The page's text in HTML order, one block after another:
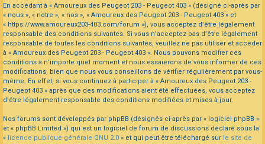
En accédant à « Amoureux des Peugeot 203 - Peugeot 403 » (désigné ci-après par
« nous », « notre », « nos », « Amoureux des Peugeot 203 - Peugeot 403 » et
« https://www.amoureux203-403.com/forum »), vous acceptez d’être légalement
responsable des conditions suivantes. Si vous n’acceptez pas d’être légalement
responsable de toutes les conditions suivantes, veuillez ne pas utiliser et accéder
à « Amoureux des Peugeot 203 - Peugeot 403 ». Nous pouvons modifier ces
conditions à n’importe quel moment et nous essaierons de vous informer de ces
modifications, bien que nous vous conseillons de vérifier régulièrement par vous-
même. En effet, si vous continuez à participer à « Amoureux des Peugeot 203 -
Peugeot 403 » après que des modifications aient été effectuées, vous acceptez
d’être légalement responsable des conditions modifiées et mises à jour.
Nos forums sont développés par phpBB (désignés ci-après par « logiciel phpBB »
et « phpBB Limited ») qui est un logiciel de forum de discussions déclaré sous la
« licence publique générale GNU 2.0 » et qui peut être téléchargé sur le site de